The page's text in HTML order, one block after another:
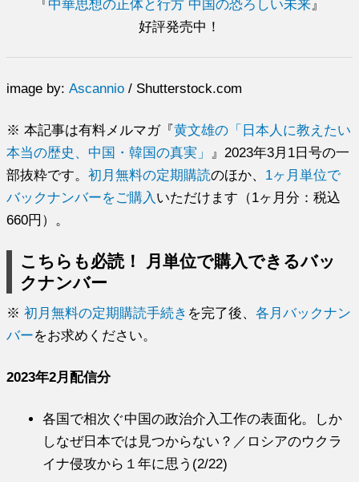
『 中華思想の正体と行方 中国の恐ろしい未来 』
好評発売中！
image by:Ascannio / Shutterstock.com
※ 本記事は有料メルマガ『黄文雄の「日本人に教えたい
本当の歴史、中国・韓国の真実」
』2023年3月1日号の一
部抜粋です。初月無料の定期購読のほか、 1ヶ月単位で
バックナンバーをご購入 いただけます（1ヶ月分：税込
660円）。
こちらも必読！ 月単位で購入できるバッ
クナンバー
※初月無料の定期購読手続き を完了後、各月バックナン
バーをお求めください。
2023年2月配信分
各国で相次ぐ中国の政治介入工作の表面化。しか
しなぜ日本では見つからない？／ロシアのウクラ
イナ侵攻から１年に思う(2/22)